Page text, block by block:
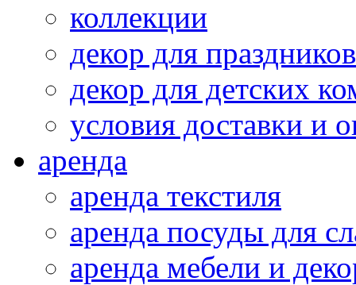
коллекции
декор для праздников
декор для детских
условия доставки и
аренда
аренда текстиля
аренда посуды для
аренда мебели и